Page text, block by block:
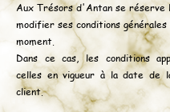
Aux Trésors d'Antan se réserve
modifier ses conditions
moment.
Dans ce cas, les conditions
celles en vigueur à la date de
client.